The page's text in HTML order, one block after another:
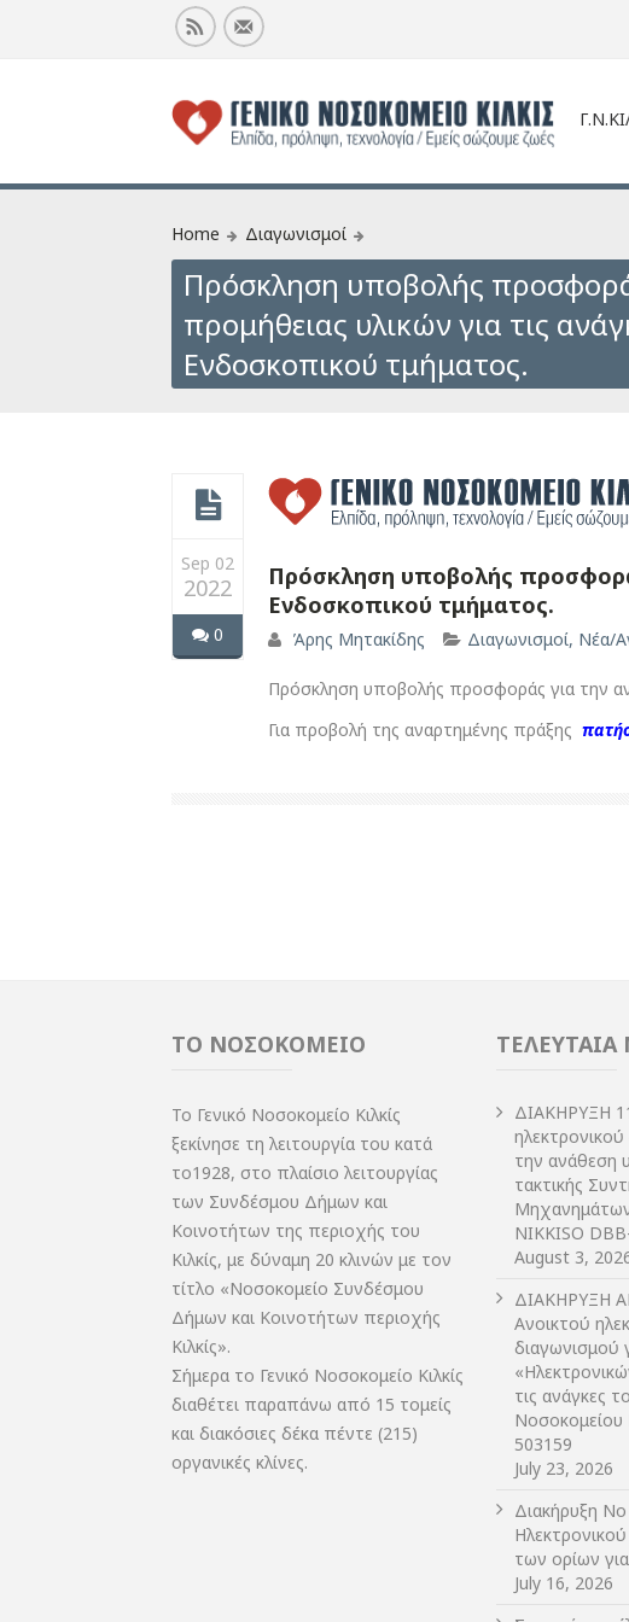
Home Διαγωνισμοί
Πρόσκληση υποβολής
προμήθειας υλικών για τις
Ενδοσκοπικού τμήματος.
Sep 02
2022
0
Πρόσκληση υποβολής
Ενδοσκοπικού τμήματος.
Άρης Μητακίδης Διαγωνισμοί, Νέα/
Πρόσκληση υποβολής προσφοράς για την
Για προβολή της αναρτημένης πράξης
ΤΟ ΝΟΣΟΚΟΜΕΙΟ
Το Γενικό Νοσοκομείο Κιλκίς
ξεκίνησε τη λειτουργία του κατά
το1928, στο πλαίσιο λειτουργίας
των Συνδέσμου Δήμων και
Κοινοτήτων της περιοχής του
Κιλκίς, με δύναμη 20 κλινών με τον
τίτλο «Νοσοκομείο Συνδέσμου
Δήμων και Κοινοτήτων περιοχής
Κιλκίς».
Σήμερα το Γενικό Νοσοκομείο Κιλκίς
διαθέτει παραπάνω από 15 τομείς
και διακόσιες δέκα πέντε (215)
οργανικές κλίνες.
ΤΕΛΕΥΤΑΙΑ
ΔIΑΚΗΡΥΞΗ
την ανάθεση
τακτικής
NIKKISO
August 3,
ΔIΑΚΗΡΥΞΗ
Ανοικτού
διαγωνισμού
τις ανάγκες
Νοσοκομείου
503159
July 23, 2026
Διακήρυξη
των ορίων
July 16, 2026